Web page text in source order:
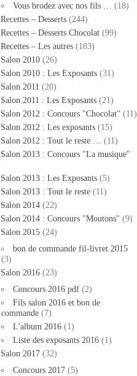
Vous brodez avec nos fils …
(18)
Recettes – Desserts (244)
Recettes – Desserts Chocolat (99)
Recettes – Les autres (183)
Salon 2010 (26)
Salon 2010 : Les Exposants (31)
Salon 2011 (20)
Salon 2011 : Les Exposants (21)
Salon 2012 : Concours "Chocolat" (11)
Salon 2012 : Les exposants (15)
Salon 2012 : Tout le reste …
(11)
Salon 2013 : Concours "La musique"
Salon 2013 : Les Exposants (5)
Salon 2013 : Tout le reste (11)
Salon 2014 (22)
Salon 2014 : Concours "Moutons" (9)
Salon 2015 (24)
bon de commande fil-livret 2015
(3)
Salon 2016 (23)
Concours 2016 pdf (2)
Fils salon 2016 et bon de
commande (7)
L'album 2016 (1)
Liste des exposants 2016 (1)
Salon 2017 (32)
Concours 2017 (5)